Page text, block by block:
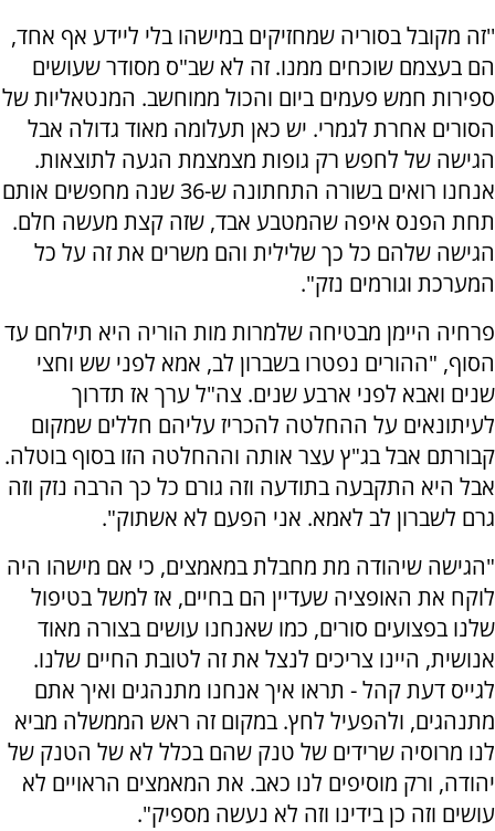
''זה מקובל בסוריה שמחזיקים במישהו בלי ליידע אף אחד,
הם בעצמם שוכחים ממנו. זה לא שב"ס מסודר שעושים
ספירות חמש פעמים ביום והכול ממוחשב. המנטאליות של
הסורים אחרת לגמרי. יש כאן תעלומה מאוד גדולה אבל
הגישה של לחפש רק גופות מצמצמת הגעה לתוצאות.
אנחנו רואים בשורה התחתונה ש-36 שנה מחפשים אותם
תחת הפנס איפה שהמטבע אבד, שזה קצת מעשה חלם.
הגישה שלהם כל כך שלילית והם משרים את זה על כל
המערכת וגורמים נזק".
פרחיה היימן מבטיחה שלמרות מות הוריה היא תילחם עד
הסוף, "ההורים נפטרו בשברון לב, אמא לפני שש וחצי
שנים ואבא לפני ארבע שנים. צה"ל ערך אז תדרוך
לעיתונאים על ההחלטה להכריז עליהם חללים שמקום
קבורתם אבל בג"ץ עצר אותה וההחלטה הזו בסוף בוטלה.
אבל היא התקבעה בתודעה וזה גורם כל כך הרבה נזק וזה
גרם לשברון לב לאמא. אני הפעם לא אשתוק".
"הגישה שיהודה מת מחבלת במאמצים, כי אם מישהו היה
לוקח את האופציה שעדיין הם בחיים, אז למשל בטיפול
שלנו בפצועים סורים, כמו שאנחנו עושים בצורה מאוד
אנושית, היינו צריכים לנצל את זה לטובת החיים שלנו.
לגייס דעת קהל - תראו איך אנחנו מתנהגים ואיך אתם
מתנהגים, ולהפעיל לחץ. במקום זה ראש הממשלה מביא
לנו מרוסיה שרידים של טנק שהם בכלל לא של הטנק של
יהודה, ורק מוסיפים לנו כאב. את המאמצים הראויים לא
עושים וזה כן בידינו וזה לא נעשה מספיק".